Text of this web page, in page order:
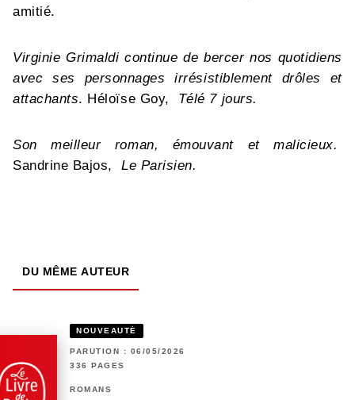
amitié.
Virginie Grimaldi continue de bercer nos quotidiens
avec ses personnages irrésistiblement drôles et
attachants. Héloïse Goy, Télé 7 jours.
Son meilleur roman, émouvant et malicieux.
Sandrine Bajos,Le Parisien.
DU MÊME AUTEUR
NOUVEAUTÉ
PARUTION : 06/05/2026
336 PAGES
ROMANS